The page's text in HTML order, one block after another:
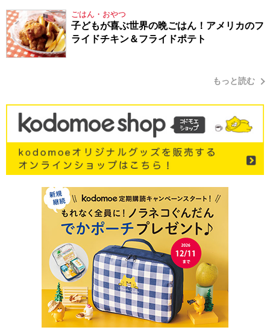
ごはん・おやつ
子どもが喜ぶ世界の晩ごはん！アメリカのフ
ライドチキン＆フライドポテト
もっと読む